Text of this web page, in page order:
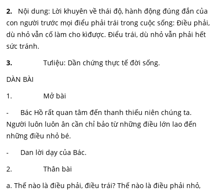
2.
Nội dung: Lời khuyên về thái độ, hành động đúng đắn của
con người trước mọi điểu phải trái trong cuộc sống: Điều phải,
dù nhỏ vẫn cố làm cho kìđược. Điểu trái, dù nhỏ vẫn phải hết
sức tránh.
3.
Tưliệu: Dần chứng thực tế đời sống.
DÀN BÀI
1. Mở bài
- Bác Hồ rất quan tâm đến thanh thiếu niên chúng ta.
Người luôn luôn ân cần chỉ bảo từ những điều lớn lao đến
những điều nhỏ bé.
- Dan lời dạy của Bác.
2. Thân bài
a. Thế nào là điều phải, điều trái? Thế nào là điều phải nhỏ,